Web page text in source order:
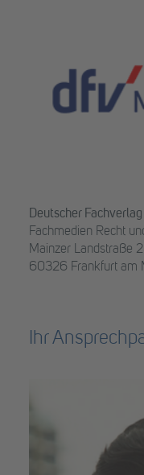
Deutscher Fachverlag
Fachmedien Recht
Mainzer Landstraße
60326 Frankfurt am
Ihr